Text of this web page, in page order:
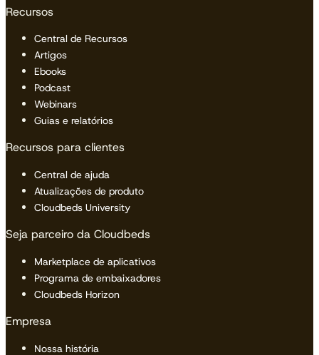
Recursos
Central de Recursos
Artigos
Ebooks
Podcast
Webinars
Guias e relatórios
Recursos para clientes
Central de ajuda
Atualizações de produto
Cloudbeds University
Seja parceiro da Cloudbeds
Marketplace de aplicativos
Programa de embaixadores
Cloudbeds Horizon
Empresa
Nossa história